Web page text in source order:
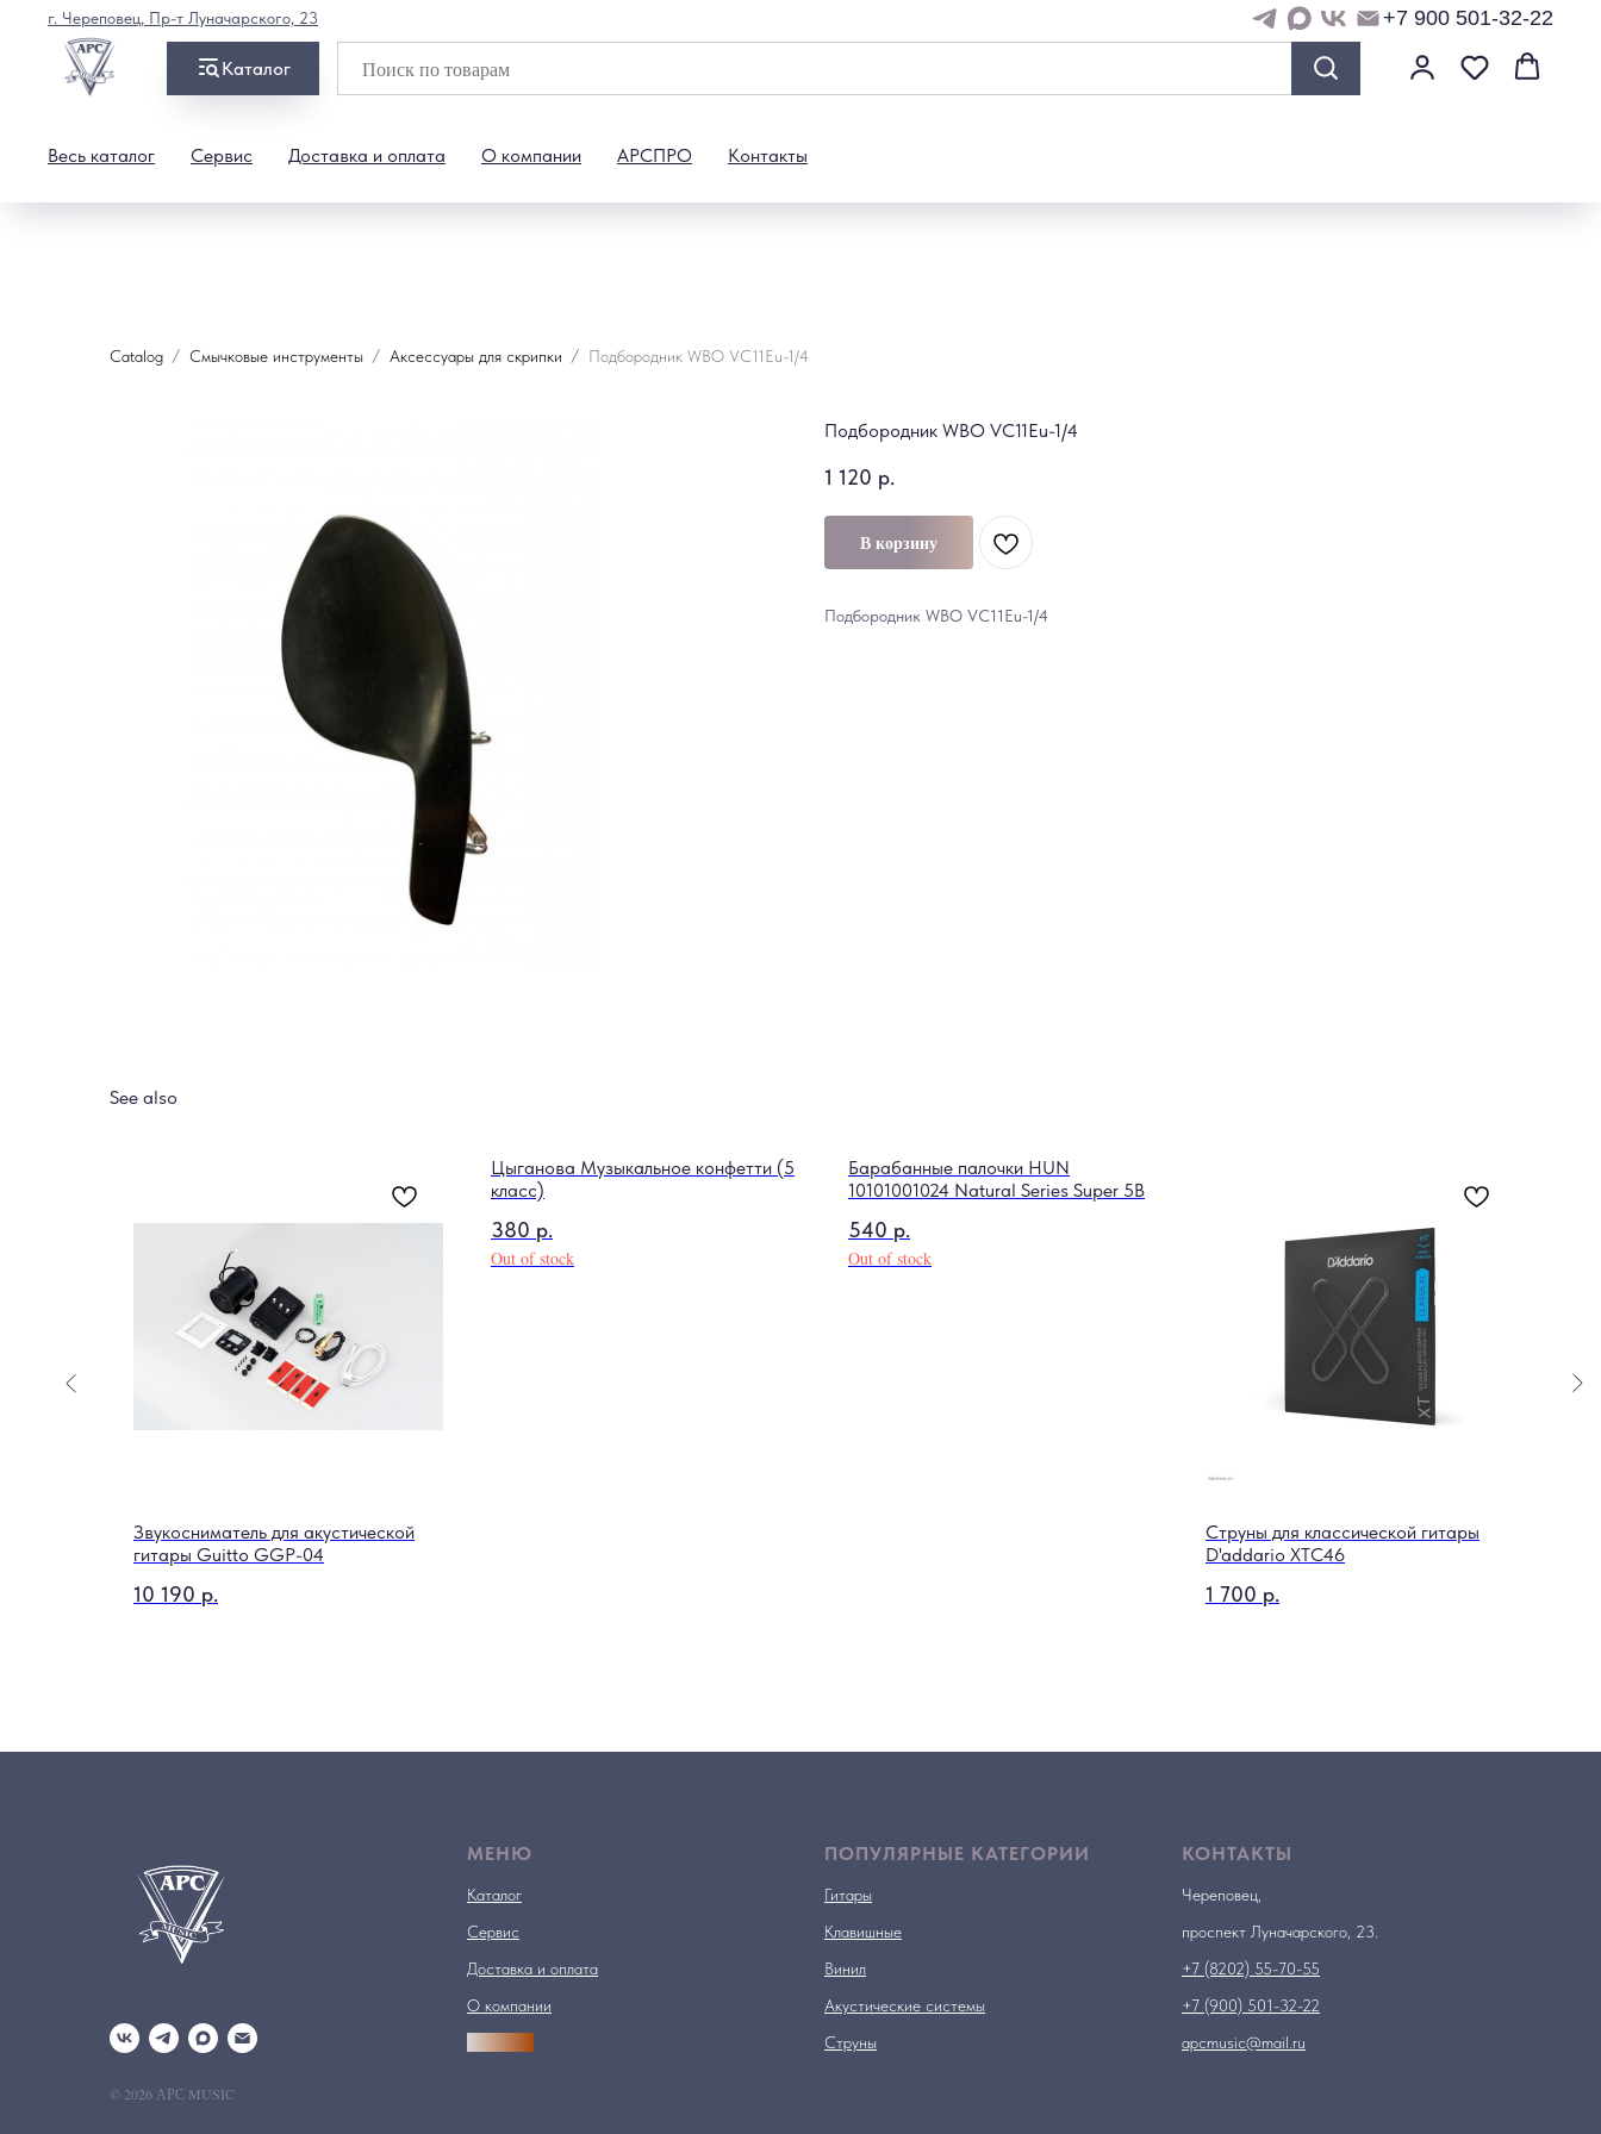
Каталог
Весь каталог Сервис Доставка и оплата О компании АРСПРО Контакты
г. Череповец, Пр-т Луначарского, 23 +7 900 501-32-22
Catalog Смычковые инструменты Аксессуары для скрипки Подбородник WBO VC11Eu-1/4
Подбородник WBO VC11Eu-1/4
1 120 р.
В корзину
Подбородник WBO VC11Eu-1/4
See also
Звукосниматель для акустической
гитары Guitto GGP-04
10 190 р.
Цыганова Музыкальное конфетти (5
класс)
380 р.
Out of stock
Барабанные палочки HUN
10101001024 Natural Series Super 5B
540 р.
Out of stock
Струны для классической гитары
D'addario XTC46
1 700 р.
© 2026 АРС MUSIC
МЕНЮ
Каталог
Сервис
Доставка и оплата
О компании
ПОПУЛЯРНЫЕ КАТЕГОРИИ
Гитары
Клавишные
Винил
Акустические системы
Струны
КОНТАКТЫ
Череповец,
проспект Луначарского, 23.
+7 (8202) 55-70-55
+7 (900) 501-32-22
apcmusic@mail.ru